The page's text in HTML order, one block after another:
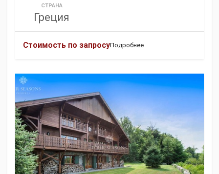
СТРАНА
Греция
Стоимость по запросуПодробнее